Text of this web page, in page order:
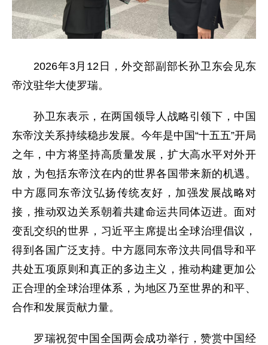
2026年3月12日，外交部副部长孙卫东会见东
帝汶驻华大使罗瑞。
孙卫东表示，在两国领导人战略引领下，中国
东帝汶关系持续稳步发展。今年是中国“十五五”开局
之年，中方将坚持高质量发展，扩大高水平对外开
放，为包括东帝汶在内的世界各国带来新的机遇。
中方愿同东帝汶弘扬传统友好，加强发展战略对
接，推动双边关系朝着共建命运共同体迈进。面对
变乱交织的世界，习近平主席提出全球治理倡议，
得到各国广泛支持。中方愿同东帝汶共同倡导和平
共处五项原则和真正的多边主义，推动构建更加公
正合理的全球治理体系，为地区乃至世界的和平、
合作和发展贡献力量。
罗瑞祝贺中国全国两会成功举行，赞赏中国经